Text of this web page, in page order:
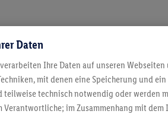
Lidl-Newsletter
Daten
verarbeiten Ihre Daten auf unseren Webseiten
mit denen eine Speicherung und
technisch notwendig oder werden
Verantwortliche; im Zusammenhang mit dem